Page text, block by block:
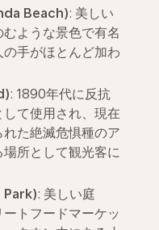
Beach): 美しい
ような景色で有名
手がほとんど加わ
: 1890年代に反抗
て使用され、現在
た絶滅危惧種のア
所として観光客に
: 美しい庭
トフードマーケッ